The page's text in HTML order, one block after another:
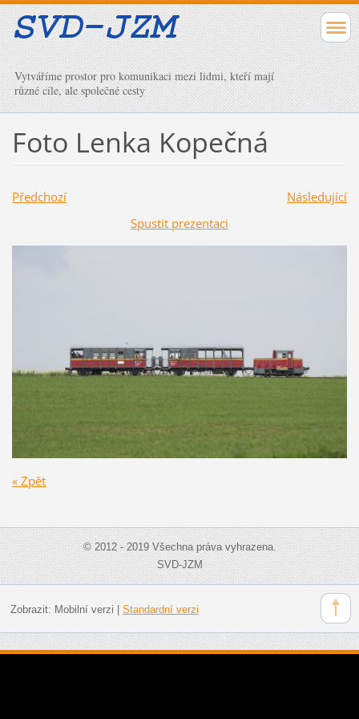
Vytváříme prostor pro komunikaci mezi lidmi, kteří mají
různé cíle, ale společné cesty
Foto Lenka Kopečná
Předchozí
Následující
Spustit prezentaci
« Zpět
© 2012 - 2019 Všechna práva vyhrazena.
SVD-JZM
Zobrazit: Mobilní verzi Standardní verzi